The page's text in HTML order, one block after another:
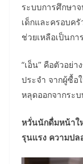
ระบบการศึกษา
เด็กและครอบค
ช่วยเหลือเป็นก
“เอ็น” คือตัวอย่
ประจำ จากผู้ซื้อ
หลุดออกจากระ
หวั่นนักดื่มหน้าใ
รุนแรง ความป